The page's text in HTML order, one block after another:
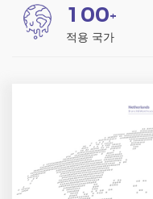
1 00+
적용 국가